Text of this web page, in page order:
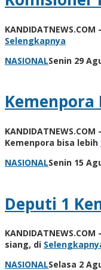
Selengkapnya
NASIONALSenin 29
Kemenpora bisa lebih
NASIONALSenin 15
Deputi 1
siang, di
NASIONALSelasa 2